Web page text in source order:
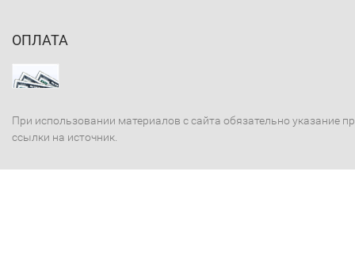
ОПЛАТА
При использовании материалов с сайта обязательно указание
ссылки на источник.